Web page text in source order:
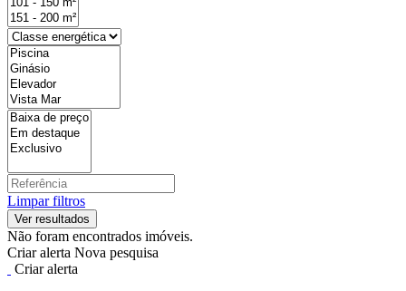
Limpar filtros
Não foram encontrados imóveis.
Criar alerta Nova pesquisa
Criar alerta